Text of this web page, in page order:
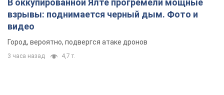
В оккупированной Ялте прогремели мощные
взрывы: поднимается черный дым. Фото и
видео
Город, вероятно, подвергся атаке дронов
3 часа назад 4,7 т.